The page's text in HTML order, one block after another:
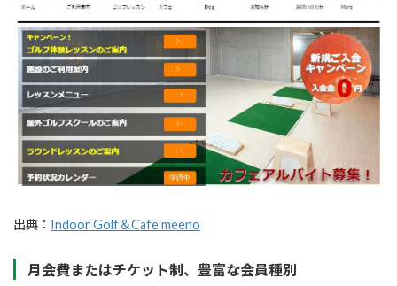
出典： Indoor Golf＆Cafe meeno
月会費またはチケット制、豊富な会員種別